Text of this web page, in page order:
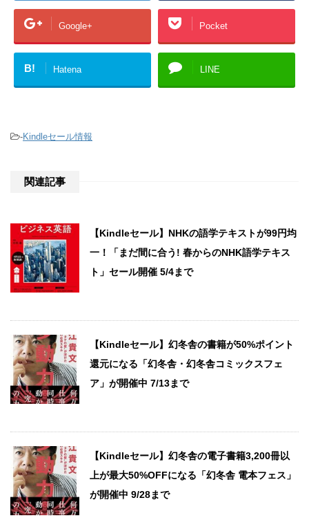
Google+ Pocket
B! Hatena LINE
-Kindleセール情報
関連記事
【Kindleセール】NHKの語学テキストが99円均
一！「まだ間に合う! 春からのNHK語学テキス
ト」セール開催 5/4まで
【Kindleセール】幻冬舎の書籍が50%ポイント
還元になる「幻冬舎・幻冬舎コミックスフェ
ア」が開催中 7/13まで
【Kindleセール】幻冬舎の電子書籍3,200冊以
上が最大50%OFFになる「幻冬舎 電本フェス」
が開催中 9/28まで